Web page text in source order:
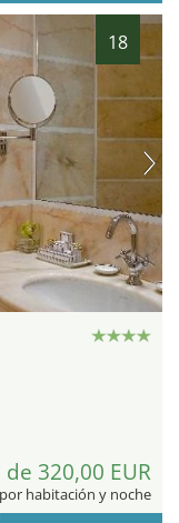
18
de 320,00 EUR
por habitación y noche